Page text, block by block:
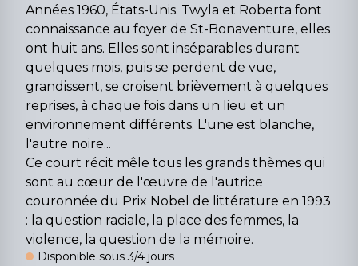
Années 1960, États-Unis. Twyla et Roberta font
connaissance au foyer de St-Bonaventure, elles
ont huit ans. Elles sont inséparables durant
quelques mois, puis se perdent de vue,
grandissent, se croisent brièvement à quelques
reprises, à chaque fois dans un lieu et un
environnement différents. L'une est blanche,
l'autre noire...
Ce court récit mêle tous les grands thèmes qui
sont au cœur de l'œuvre de l'autrice
couronnée du Prix Nobel de littérature en 1993
: la question raciale, la place des femmes, la
violence, la question de la mémoire.
Disponible sous 3/4 jours